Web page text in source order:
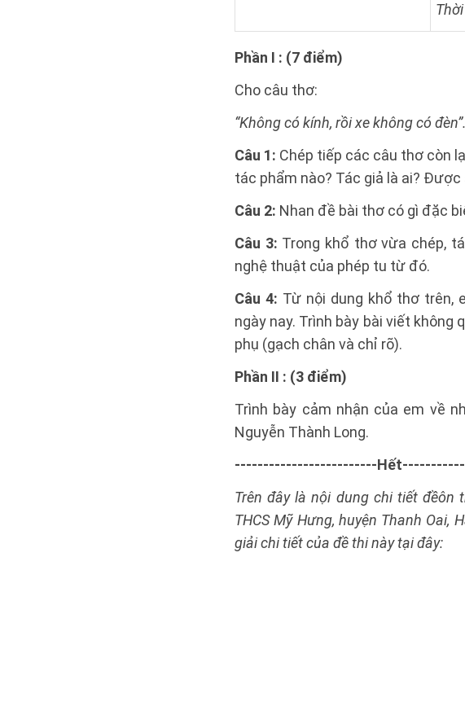
Phần I : (7 điểm)
Cho câu thơ:
“Không có kính, rồi xe không có đèn”.
Câu 1: Chép tiếp các câu thơ còn
tác phẩm nào? Tác giả là ai?
Câu 2: Nhan đề bài thơ có gì đặc
Câu 3: Trong khổ thơ vừa chép,
nghệ thuật của phép tu từ đó.
Câu 4: Từ nội dung khổ thơ trên,
ngày nay. Trình bày bài viết không
phụ (gạch chân và chỉ rõ).
Phần II : (3 điểm)
Trình bày cảm nhận của em về
Nguyễn Thành Long.
-------------------------
Trên đây là nội dung chi tiết
THCS Mỹ Hưng, huyện Thanh
giải chi tiết của đề thi này tại đây: